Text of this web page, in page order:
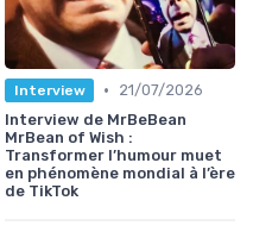
Interview •
21/07/2026
Interview de MrBeBean
MrBean of Wish :
Transformer l’humour muet
en phénomène mondial à l’ère
de TikTok